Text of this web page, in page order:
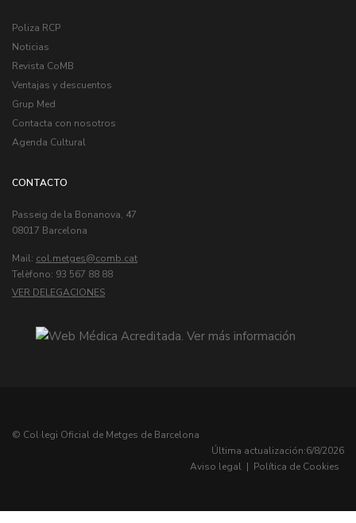
Poliza RCP
Noticias
Revista CoMB
Ventajas y descuentos
Grup Med
Contacta con nosotros
Agenda Cultural
CONTACTO
Passeig de la Bonanova, 47
08017 Barcelona
Mail: col.metges
Telèfono: 93 567 88 88
VER DELEGACIONES
© Col·legi Oficial de Metges de Barcelona
Última actualización:6/8/2026
Aviso legal | Política de Cookies